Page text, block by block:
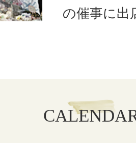
の催事に出